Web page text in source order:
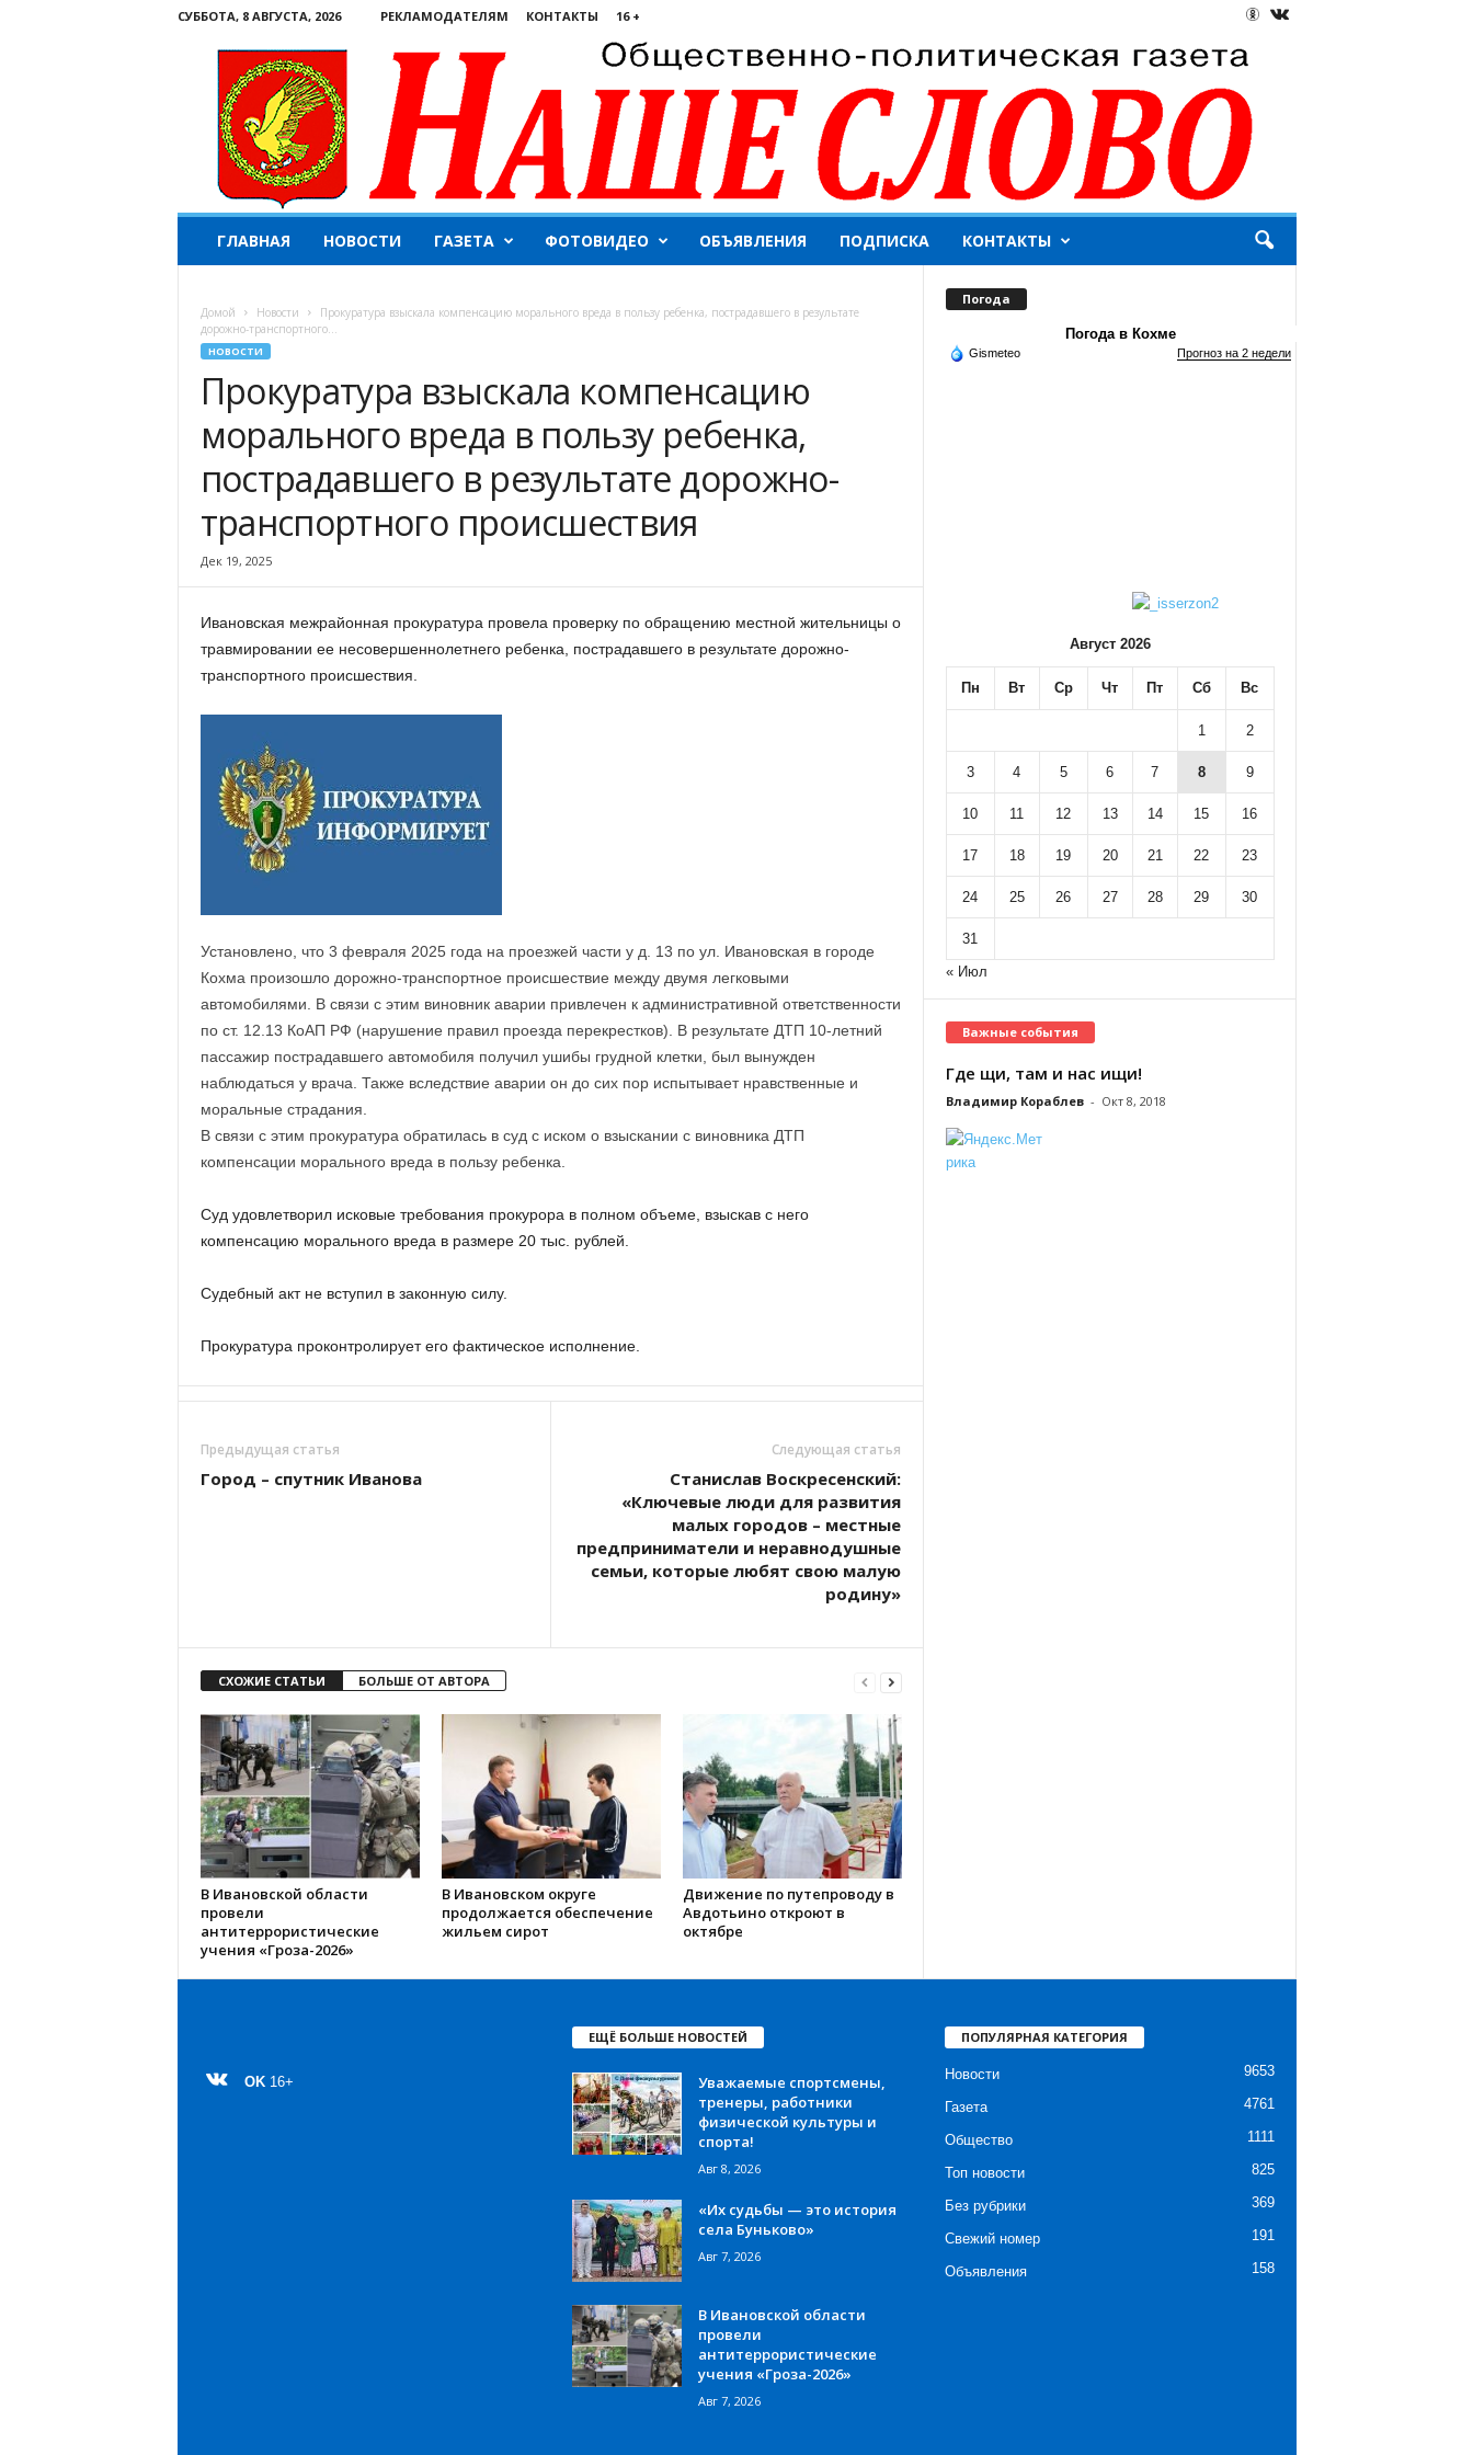
СУББОТА, 8 АВГУСТА, 2026 РЕКЛАМОДАТЕЛЯМ КОНТАКТЫ 16 +
ш
И
ГЛАВНАЯ НОВОСТИ ГАЗЕТА ФОТОВИДЕО ОБЪЯВЛЕНИЯ ПОДПИСКА КОНТАКТЫ
Домой Новости
Прокуратура взыскала компенсацию морального вреда в пользу ребенка, пострадавшего в результате
дорожно-транспортного...
НОВОСТИ
Прокуратура взыскала компенсацию
морального вреда в пользу ребенка,
пострадавшего в результате дорожно-
транспортного происшествия
Дек 19, 2025
Ивановская межрайонная прокуратура провела проверку по обращению местной жительницы о
травмировании ее несовершеннолетнего ребенка, пострадавшего в результате дорожно-
транспортного происшествия.
Установлено, что 3 февраля 2025 года на проезжей части у д. 13 по ул. Ивановская в городе
Кохма произошло дорожно-транспортное происшествие между двумя легковыми
автомобилями. В связи с этим виновник аварии привлечен к административной ответственности
по ст. 12.13 КоАП РФ (нарушение правил проезда перекрестков). В результате ДТП 10-летний
пассажир пострадавшего автомобиля получил ушибы грудной клетки, был вынужден
наблюдаться у врача. Также вследствие аварии он до сих пор испытывает нравственные и
моральные страдания.
В связи с этим прокуратура обратилась в суд с иском о взыскании с виновника ДТП
компенсации морального вреда в пользу ребенка.
Суд удовлетворил исковые требования прокурора в полном объеме, взыскав с него
компенсацию морального вреда в размере 20 тыс. рублей.
Судебный акт не вступил в законную силу.
Прокуратура проконтролирует его фактическое исполнение.
Предыдущая статья
Город – спутник Иванова
Следующая статья
Станислав Воскресенский:
«Ключевые люди для развития
малых городов – местные
предприниматели и неравнодушные
семьи, которые любят свою малую
родину»
СХОЖИЕ СТАТЬИ БОЛЬШЕ ОТ АВТОРА
В Ивановской области
провели
антитеррористические
учения «Гроза-2026»
В Ивановском округе
продолжается обеспечение
жильем сирот
Движение по путепроводу в
Авдотьино откроют в
октябре
Погода
Погода в Кохме
Gismeteo Прогноз на 2 недели
Август 2026
Пн Вт Ср Чт Пт Сб Вс
1 2
3 4 5 6 7 8 9
10 11 12 13 14 15 16
17 18 19 20 21 22 23
24 25 26 27 28 29 30
31
« Июл
Важные события
Где щи, там и нас ищи!
Владимир Кораблев - Окт 8, 2018
OK 16+
ЕЩЁ БОЛЬШЕ НОВОСТЕЙ
Уважаемые спортсмены,
тренеры, работники
физической культуры и
спорта!
Авг 8, 2026
«Их судьбы — это история
села Буньково»
Авг 7, 2026
В Ивановской области
провели
антитеррористические
учения «Гроза-2026»
Авг 7, 2026
ПОПУЛЯРНАЯ КАТЕГОРИЯ
Новости 9653
Газета 4761
Общество 1111
Топ новости 825
Без рубрики 369
Свежий номер 191
Объявления 158